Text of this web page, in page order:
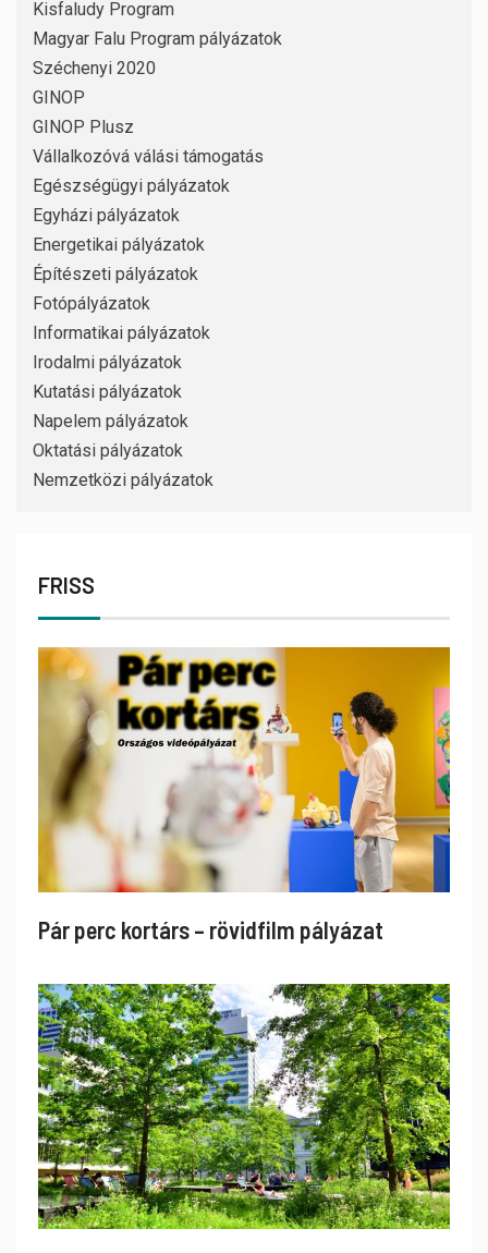
Kisfaludy Program
Magyar Falu Program pályázatok
Széchenyi 2020
GINOP
GINOP Plusz
Vállalkozóvá válási támogatás
Egészségügyi pályázatok
Egyházi pályázatok
Energetikai pályázatok
Építészeti pályázatok
Fotópályázatok
Informatikai pályázatok
Irodalmi pályázatok
Kutatási pályázatok
Napelem pályázatok
Oktatási pályázatok
Nemzetközi pályázatok
FRISS
Pár perc kortárs – rövidfilm pályázat